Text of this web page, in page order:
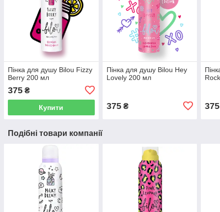
Пінка для душу Bilou Fizzy
Berry 200 мл
375 ₴
Купити
Пінка для душу Bilou Hey
Lovely 200 мл
375₴ 375
Подібні товари компанії